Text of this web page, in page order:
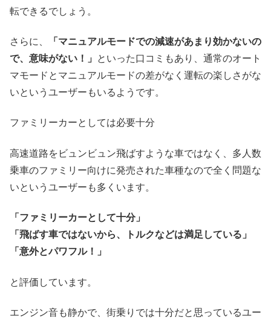
転できるでしょう。
さらに、
「マニュアルモードでの減速があまり効かないの
で、意味がない！」
といった口コミもあり、通常のオート
マモードとマニュアルモードの差がなく運転の楽しさがな
いというユーザーもいるようです。
ファミリーカーとしては必要十分
高速道路をビュンビュン飛ばすような車ではなく、多人数
乗車のファミリー向けに発売された車種なので全く問題な
いというユーザーも多くいます。
「ファミリーカーとして十分」
「飛ばす車ではないから、トルクなどは満足している」
「意外とパワフル！」
と評価しています。
エンジン音も静かで、街乗りでは十分だと思っているユー